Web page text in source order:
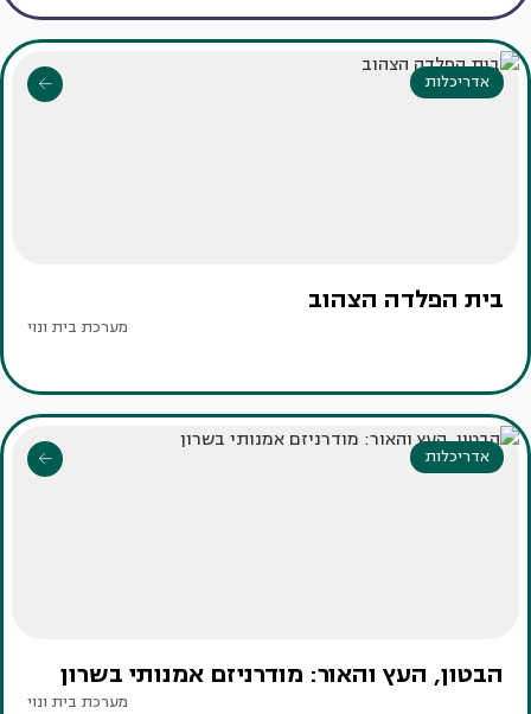
אדריכלות
בית הפלדה הצהוב
מערכת בית ונוי
אדריכלות
הבטון, העץ והאור: מודרניזם אמנותי בשרון
מערכת בית ונוי